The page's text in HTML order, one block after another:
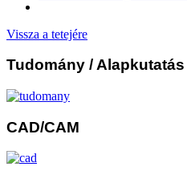
Vissza a tetejére
Tudomány / Alapkutatás
CAD/CAM